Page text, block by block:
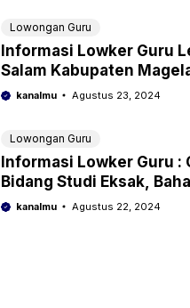
Lowongan Guru
Informasi Lowker Guru
Salam Kabupaten
kanalmu Agustus 23, 2024
Lowongan Guru
Informasi Lowker Guru :
Bidang Studi Eksak,
Indonesia, Bahasa
kanalmu Agustus 22, 2024